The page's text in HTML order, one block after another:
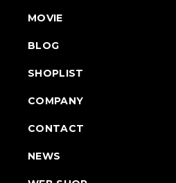
MOVIE
BLOG
SHOPLIST
COMPANY
CONTACT
NEWS